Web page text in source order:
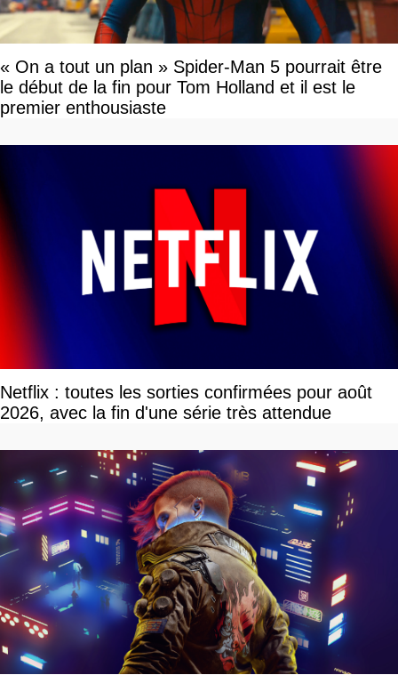
« On a tout un plan » Spider-Man 5 pourrait être
le début de la fin pour Tom Holland et il est le
premier enthousiaste
Netflix : toutes les sorties confirmées pour août
2026, avec la fin d'une série très attendue